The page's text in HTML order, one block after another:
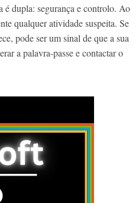
dupla: segurança e controlo. Ao
qualquer atividade suspeita. Se
pode ser um sinal de que a sua
a palavra-passe e contactar o